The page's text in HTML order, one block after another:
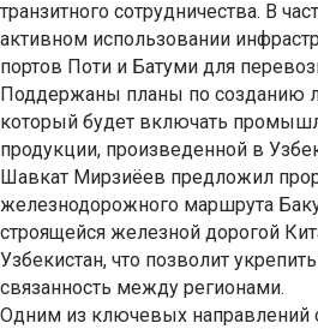
транзитного сотрудничества. В
активном использовании
портов Поти и Батуми для
Поддержаны планы по созданию
который будет включать
продукции, произведенной в
Шавкат Мирзиёев предложил
железнодорожного маршрута
строящейся железной дорогой
Узбекистан, что позволит
связанность между регионами.
Одним из ключевых направлений